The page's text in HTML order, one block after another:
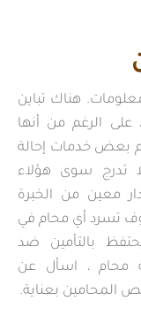
هناك تباين
على الرغم من أنها
بعض خدمات إحالة
تدرج سوى هؤلاء
معين من الخبرة
تسرد أي محام في
بالتأمين ضد
محام ، اسأل عن
المحامين بعناية.